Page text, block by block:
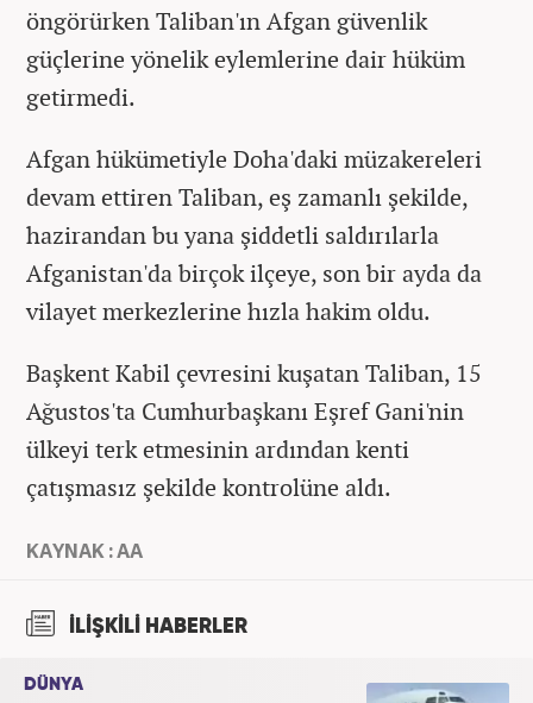
öngörürken Taliban'ın Afgan güvenlik
güçlerine yönelik eylemlerine dair hüküm
getirmedi.
Afgan hükümetiyle Doha'daki müzakereleri
devam ettiren Taliban, eş zamanlı şekilde,
hazirandan bu yana şiddetli saldırılarla
Afganistan'da birçok ilçeye, son bir ayda da
vilayet merkezlerine hızla hakim oldu.
Başkent Kabil çevresini kuşatan Taliban, 15
Ağustos'ta Cumhurbaşkanı Eşref Gani'nin
ülkeyi terk etmesinin ardından kenti
çatışmasız şekilde kontrolüne aldı.
KAYNAK : AA
İLİŞKİLİ HABERLER
DÜNYA